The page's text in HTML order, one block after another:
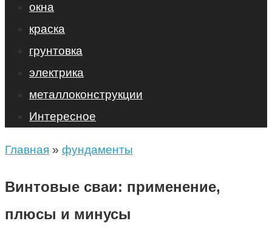
окна
краска
грунтовка
электрика
металлоконструкции
Интересное
Главная » фундаменты
Винтовые сваи: применение,
плюсы и минусы